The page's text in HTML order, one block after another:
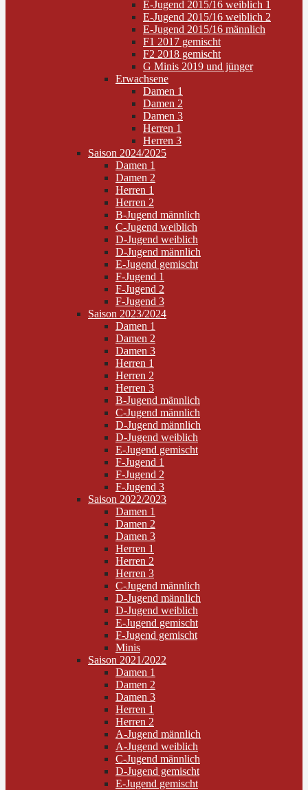
E-Jugend 2015/16 weiblich 1
E-Jugend 2015/16 weiblich 2
E-Jugend 2015/16 männlich
F1 2017 gemischt
F2 2018 gemischt
G Minis 2019 und jünger
Erwachsene
Damen 1
Damen 2
Damen 3
Herren 1
Herren 3
Saison 2024/2025
Damen 1
Damen 2
Herren 1
Herren 2
B-Jugend männlich
C-Jugend weiblich
D-Jugend weiblich
D-Jugend männlich
E-Jugend gemischt
F-Jugend 1
F-Jugend 2
F-Jugend 3
Saison 2023/2024
Damen 1
Damen 2
Damen 3
Herren 1
Herren 2
Herren 3
B-Jugend männlich
C-Jugend männlich
D-Jugend männlich
D-Jugend weiblich
E-Jugend gemischt
F-Jugend 1
F-Jugend 2
F-Jugend 3
Saison 2022/2023
Damen 1
Damen 2
Damen 3
Herren 1
Herren 2
Herren 3
C-Jugend männlich
D-Jugend männlich
D-Jugend weiblich
E-Jugend gemischt
F-Jugend gemischt
Minis
Saison 2021/2022
Damen 1
Damen 2
Damen 3
Herren 1
Herren 2
A-Jugend männlich
A-Jugend weiblich
C-Jugend männlich
D-Jugend gemischt
E-Jugend gemischt